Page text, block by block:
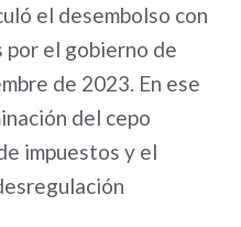
el desembolso con
por el gobierno de
de 2023. En ese
del cepo
impuestos y el